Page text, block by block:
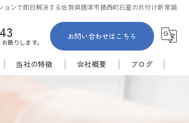
ョンで即日解決する佐賀県唐津市鎮西町石室の片付け新常識
断りします。
お問い合わせはこちら
当社の特徴 会社概要 ブログ